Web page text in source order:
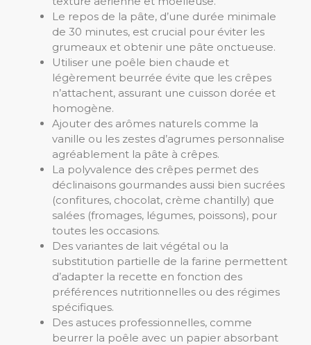
Le repos de la pâte, d’une durée minimale
de 30 minutes, est crucial pour éviter les
grumeaux et obtenir une pâte onctueuse.
Utiliser une poêle bien chaude et
légèrement beurrée évite que les crêpes
n’attachent, assurant une cuisson dorée et
homogène.
Ajouter des arômes naturels comme la
vanille ou les zestes d’agrumes personnalise
agréablement la pâte à crêpes.
La polyvalence des crêpes permet des
déclinaisons gourmandes aussi bien sucrées
(confitures, chocolat, crème chantilly) que
salées (fromages, légumes, poissons), pour
toutes les occasions.
Des variantes de lait végétal ou la
substitution partielle de la farine permettent
d’adapter la recette en fonction des
préférences nutritionnelles ou des régimes
spécifiques.
Des astuces professionnelles, comme
beurrer la poêle avec un papier absorbant